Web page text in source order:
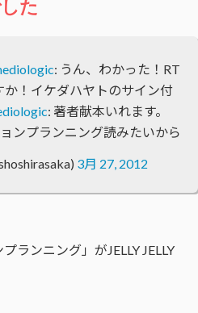
た
: うん、わかった！RT
か！イケダハヤトのサイン付
: 著者献本いれます。
ンプランニング読みたいから
3月 27, 2012
ランニング」がJELLY JELLY